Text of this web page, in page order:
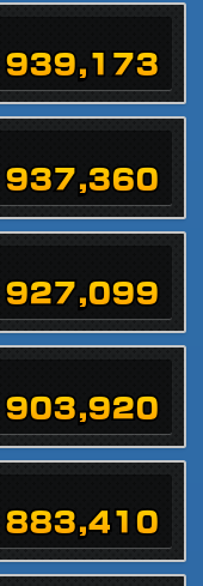
939,173
937,360
927,099
903,920
883,410